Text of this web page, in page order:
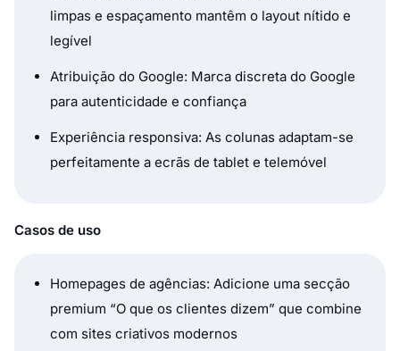
limpas e espaçamento mantêm o layout nítido e
legível
Atribuição do Google: Marca discreta do Google
para autenticidade e confiança
Experiência responsiva: As colunas adaptam-se
perfeitamente a ecrãs de tablet e telemóvel
Casos de uso
Homepages de agências: Adicione uma secção
premium “O que os clientes dizem” que combine
com sites criativos modernos